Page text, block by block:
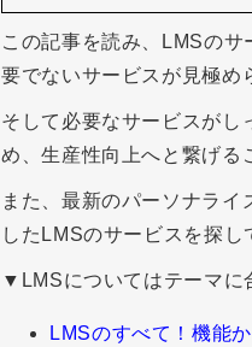
この記事を読み、LMSの
要でないサービスが見極め
そして必要なサービスがし
め、生産性向上へと繋げる
また、最新のパーソナライ
したLMSのサービスを探し
▼LMSについてはテーマに
LMSのすべて！機能